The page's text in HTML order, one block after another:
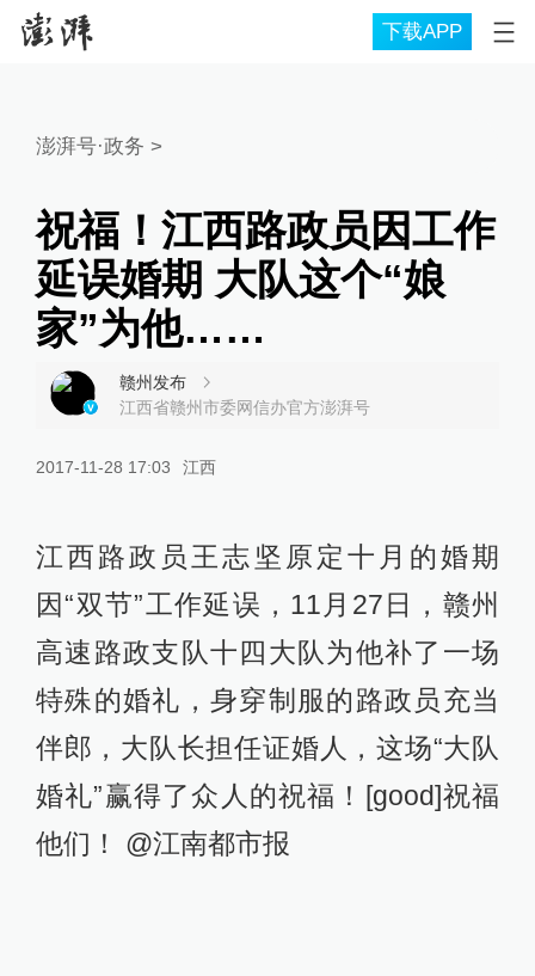
下载APP
澎湃号·政务 >
祝福！江西路政员因工作
延误婚期 大队这个“娘
家”为他……
赣州发布
江西省赣州市委网信办官方澎湃号
2017-11-28 17:03 江西
江西路政员王志坚原定十月的婚期
因“双节”工作延误，11月27日，赣州
高速路政支队十四大队为他补了一场
特殊的婚礼，身穿制服的路政员充当
伴郎，大队长担任证婚人，这场“大队
婚礼”赢得了众人的祝福！[good]祝福
他们！ @江南都市报